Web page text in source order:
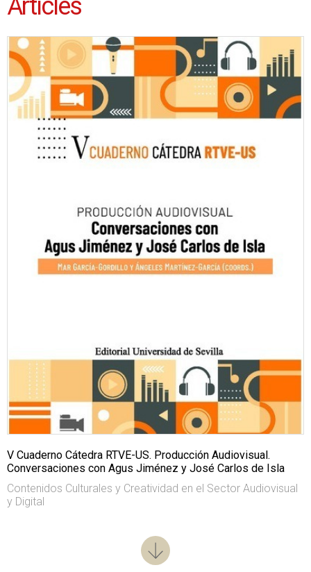
Articles
V Cuaderno Cátedra RTVE-US. Producción Audiovisual.
Conversaciones con Agus Jiménez y José Carlos de Isla
Contenidos Culturales y Creatividad en el Sector Audiovisual
y Digital